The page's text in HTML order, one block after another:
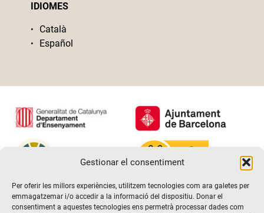
Gestionar el consentiment
Per oferir les millors experiències, utilitzem tecnologies com ara galetes per
emmagatzemar i/o accedir a la informació del dispositiu. Donar el
consentiment a aquestes tecnologies ens permetrà processar dades com
IDIOMES
Català
Español